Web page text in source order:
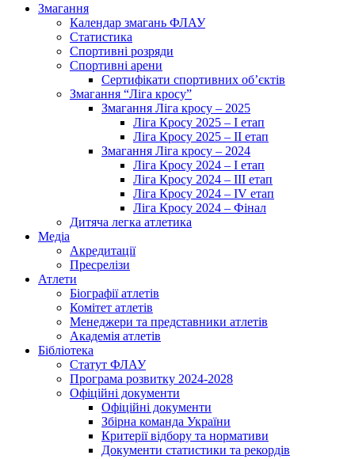
Змагання
Календар змагань ФЛАУ
Статистика
Спортивні розряди
Спортивні арени
Сертифікати спортивних об’єктів
Змагання “Ліга кросу”
Змагання Ліга кросу – 2025
Ліга Кросу 2025 – I етап
Ліга Кросу 2025 – II етап
Змагання Ліга кросу – 2024
Ліга Кросу 2024 – I етап
Ліга Кросу 2024 – III етап
Ліга Кросу 2024 – IV етап
Ліга Кросу 2024 – Фінал
Дитяча легка атлетика
Медіа
Акредитації
Пресрелізи
Атлети
Біографії атлетів
Комітет атлетів
Менеджери та представники атлетів
Академія атлетів
Бібліотека
Статут ФЛАУ
Програма розвитку 2024-2028
Офіційні документи
Офіційні документи
Збірна команда України
Критерії відбору та нормативи
Документи статистики та рекордів